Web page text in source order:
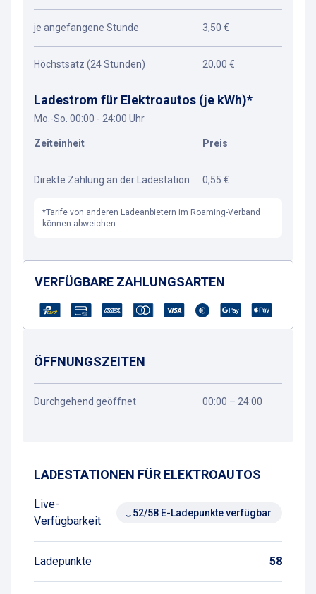
je angefangene Stunde 3,50 €
Höchstsatz (24 Stunden) 20,00 €
Ladestrom für Elektroautos (je kWh)*
Mo.-So. 00:00 - 24:00 Uhr
Zeiteinheit Preis
Direkte Zahlung an der Ladestation 0,55 €
*Tarife von anderen Ladeanbietern im Roaming-Verband
können abweichen.
VERFÜGBARE ZAHLUNGSARTEN
ÖFFNUNGSZEITEN
Durchgehend geöffnet 00:00 – 24:00
LADESTATIONEN FÜR ELEKTROAUTOS
Live-
Verfügbarkeit
52/58 E-Ladepunkte verfügbar
Ladepunkte 58